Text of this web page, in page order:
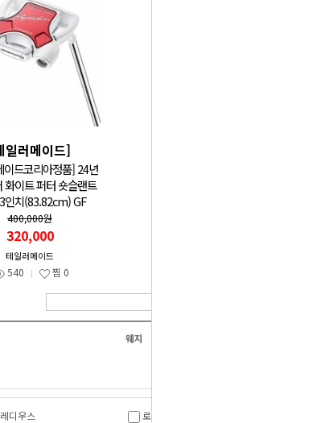
일러메이드]
이드코리아정품] 24년
화이트 퍼터 숏슬랜트
인치(83.82cm) GF
400,000원
320,000
테일러메이드
540 찜 0
웨지
레디우스 로마로